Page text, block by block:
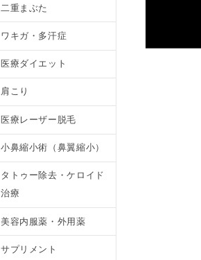
二重まぶた
ワキガ・多汗症
医療ダイエット
肩こり
医療レーザー脱毛
小鼻縮小術（鼻翼縮小）
タトゥー除去・ケロイド
治療
美容内服薬・外用薬
サプリメント